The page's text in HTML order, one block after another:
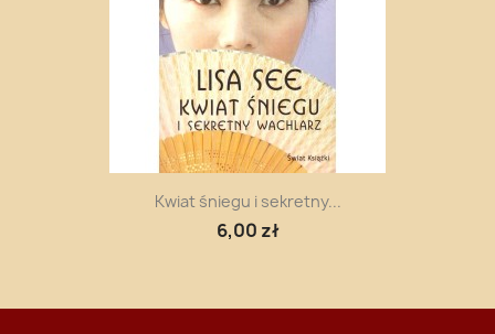
Kwiat śniegu i sekretny...
6,00 zł